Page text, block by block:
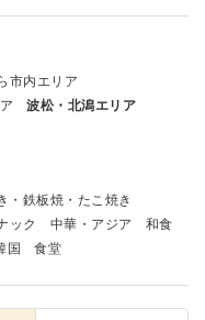
市内エリア
波松・北潟エリア
・鉄板焼・たこ焼き
ック 中華・アジア
和食
国 食堂